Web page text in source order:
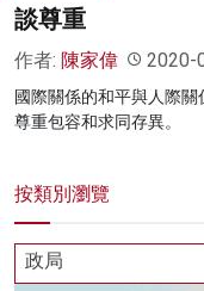
談尊重
作者: 陳家偉 2020-
國際關係的和平與人際
尊重包容和求同存異。
按類別瀏覽
政局